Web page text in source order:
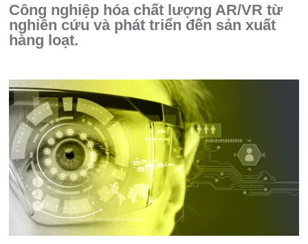
Công nghiệp hóa chất lượng AR/VR từ
nghiên cứu và phát triển đến sản xuất
hàng loạt.